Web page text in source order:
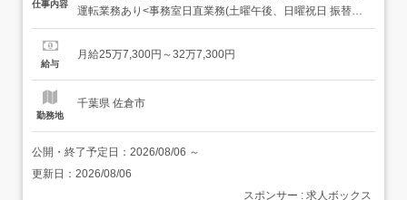
仕事内容
運転業務あり<事務室日直業務(土曜午後、日曜祝日 振替あ
り)>・事務部職員のシフト制・事務室で来院者窓口対応、
ていただきます。業務の変更範囲:変更なし転勤なし 【経
給与
月給25万7,300円～32万7,300円
勤務地
千葉県 佐倉市
公開・終了予定日： 2026/08/06 ～
更新日： 2026/08/06
スポンサー : 求人ボックス